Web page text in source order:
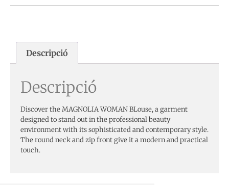
Descripció
Descripció
Discover the MAGNOLIA WOMAN BLouse, a garment
designed to stand out in the professional beauty
environment with its sophisticated and contemporary style.
The round neck and zip front give it a modern and practical
touch.